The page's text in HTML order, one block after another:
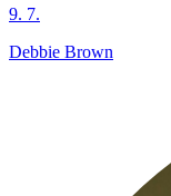
9. 7.
Debbie Brown